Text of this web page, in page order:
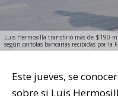
Luis Hermosilla transfirió más de $190
según cartolas bancarias recibidas por la
Este jueves, se
sobre si Luis